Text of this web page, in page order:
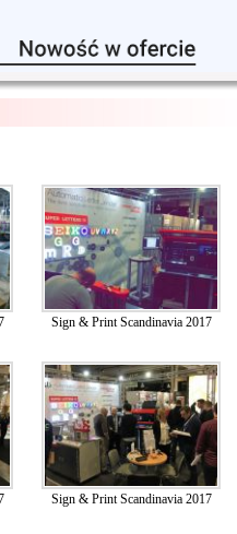
Sign & Print Scandinavia 2017
Sign & Print Scandinavia 2017